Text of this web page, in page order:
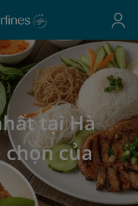
tại Hà
chọn của